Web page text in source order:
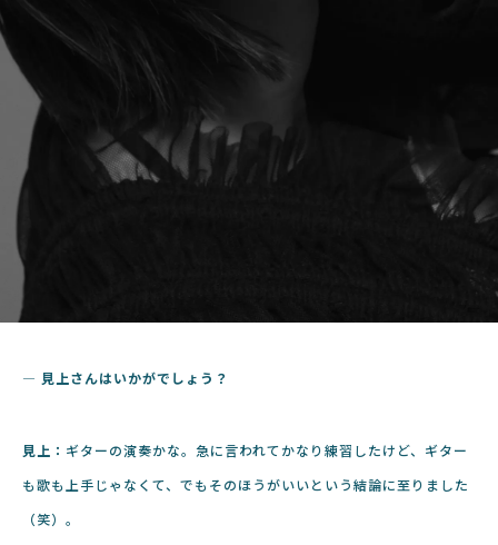
― 見上さんはいかがでしょう？
見上： ギターの演奏かな。急に言われてかなり練習したけど、ギター
も歌も上手じゃなくて、でもそのほうがいいという結論に至りました
（笑）。